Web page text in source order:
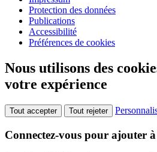
Protection des données
Publications
Accessibilité
Préférences de cookies
Nous utilisons des
votre expérience
Tout accepter Tout rejeter
Connectez-vous pour ajouter